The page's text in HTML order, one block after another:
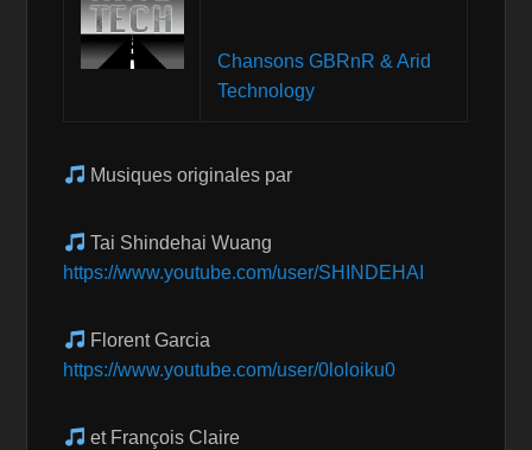
Chansons GBRnR & Arid
Technology
Musiques originales par
Tai Shindehai Wuang
https://www.youtube.com/user/SHINDEHAI
Florent Garcia
https://www.youtube.com/user/0loloiku0
et François Claire